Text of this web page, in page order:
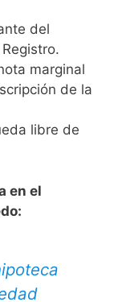
del
marginal
de la
libre de
en el